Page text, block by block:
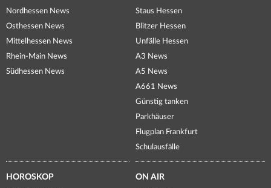
Nordhessen News
Osthessen News
Mittelhessen News
Rhein-Main News
Südhessen News
Staus Hessen
Blitzer Hessen
Unfälle Hessen
A3 News
A5 News
A661 News
Günstig tanken
Parkhäuser
Flugplan Frankfurt
Schulausfälle
HOROSKOP ON AIR